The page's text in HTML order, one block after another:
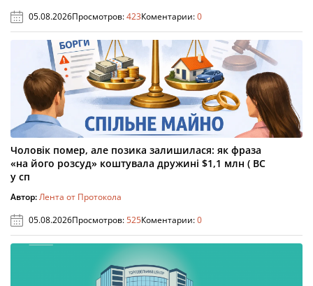
05.08.2026Просмотров:423Коментарии:0
Чоловік помер, але позика залишилася: як фраза
«на його розсуд» коштувала дружині $1,1 млн ( ВС
у сп
Автор:Лента от Протокола
05.08.2026Просмотров:525Коментарии:0